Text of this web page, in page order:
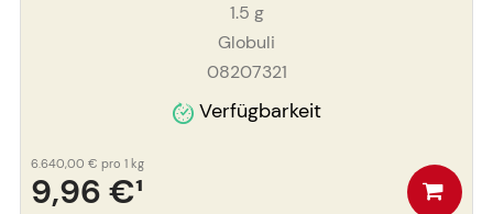
1.5 g
Globuli
08207321
Verfügbarkeit
9,96 €¹
6.640,00 € pro 1 kg